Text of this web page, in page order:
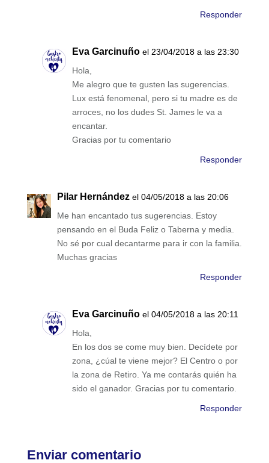
Responder
Eva Garcinuño el 23/04/2018 a las 23:30
Hola,
Me alegro que te gusten las sugerencias.
Lux está fenomenal, pero si tu madre es de
arroces, no los dudes St. James le va a
encantar.
Gracias por tu comentario
Responder
Pilar Hernández el 04/05/2018 a las 20:06
Me han encantado tus sugerencias. Estoy
pensando en el Buda Feliz o Taberna y media.
No sé por cual decantarme para ir con la familia.
Muchas gracias
Responder
Eva Garcinuño el 04/05/2018 a las 20:11
Hola,
En los dos se come muy bien. Decídete por
zona, ¿cúal te viene mejor? El Centro o por
la zona de Retiro. Ya me contarás quién ha
sido el ganador. Gracias por tu comentario.
Responder
Enviar comentario